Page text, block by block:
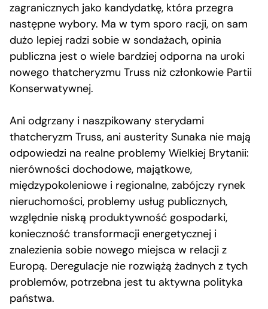
zagranicznych jako kandydatkę, która przegra
następne wybory. Ma w tym sporo racji, on sam
dużo lepiej radzi sobie w sondażach, opinia
publiczna jest o wiele bardziej odporna na uroki
nowego thatcheryzmu Truss niż członkowie Partii
Konserwatywnej.
Ani odgrzany i naszpikowany sterydami
thatcheryzm Truss, ani austerity Sunaka nie mają
odpowiedzi na realne problemy Wielkiej Brytanii:
nierówności dochodowe, majątkowe,
międzypokoleniowe i regionalne, zabójczy rynek
nieruchomości, problemy usług publicznych,
względnie niską produktywność gospodarki,
konieczność transformacji energetycznej i
znalezienia sobie nowego miejsca w relacji z
Europą. Deregulacje nie rozwiążą żadnych z tych
problemów, potrzebna jest tu aktywna polityka
państwa.